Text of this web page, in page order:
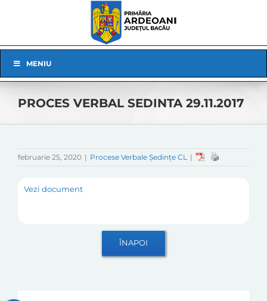
Navigation
MENIU
PROCES VERBAL SEDINTA 29.11.2017
februarie 25, 2020 | Procese Verbale Ședințe CL |
Vezi document